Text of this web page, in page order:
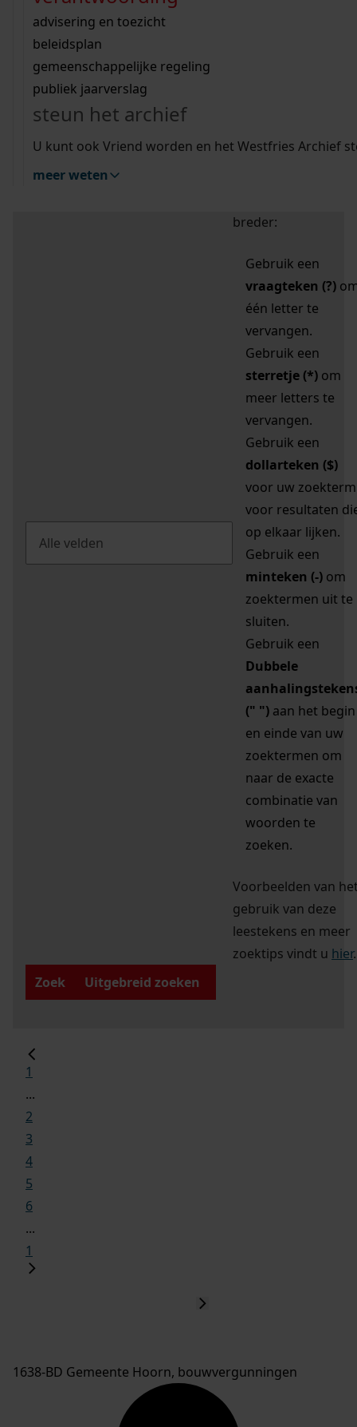
bouwvergunningen
omgevingsvergunningen
vergunningen
beeld en geluid
uitleg nodig?
Wij helpen u op weg met een aantal zoektips.
bekijk alle zoektips
Wij helpen u op weg met een aantal zoektips.
bekijk alle zoektips
bekijk ons geschiedenislokaal
advisering en toezicht
beleidsplan
gemeenschappelijke regeling
publiek jaarverslag
steun het archief
U kunt ook Vriend worden en het Westfries Archief
meer weten
zoektips
Mijn Studiezaal (inloggen)
uw zoekopdracht te
breder:
Gebruik een
vraagteken (?)
één letter te
vervangen.
Gebruik een
sterretje (*) om
meer letters te
vervangen.
Gebruik een
dollarteken ($)
voor uw zoekterm
voor resultaten
op elkaar lijken.
Gebruik een
minteken (-) om
zoektermen uit te
sluiten.
Gebruik een
Dubbele
(" ") aan het begin
en einde van uw
zoektermen om
naar de exacte
combinatie van
woorden te
zoeken.
Voorbeelden van
gebruik van deze
leestekens en meer
zoektips vindt u hier.
Zoek
Uitgebreid zoeken
1
...
2
3
4
5
6
...
1
1638-BD Gemeente Hoorn, bouwvergunningen